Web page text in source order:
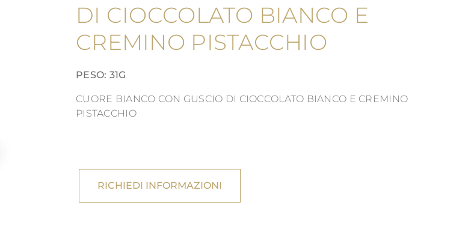
DI CIOCCOLATO BIANCO E
CREMINO PISTACCHIO
PESO: 31G
CUORE BIANCO CON GUSCIO DI CIOCCOLATO BIANCO E CREMINO
PISTACCHIO
RICHIEDI INFORMAZIONI